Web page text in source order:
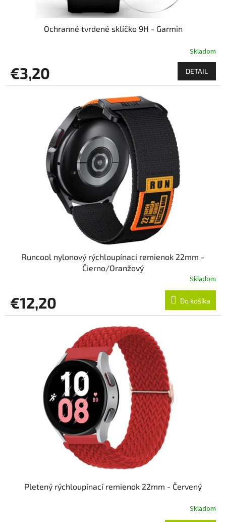
Ochranné tvrdené sklíčko 9H - Garmin
Skladom
€3,20 DETAIL
Runcool nylonový rýchloupínací remienok 22mm -
Čierno/Oranžový
Skladom
€12,20 Do košíka
Pletený rýchloupínací remienok 22mm - Červený
Skladom